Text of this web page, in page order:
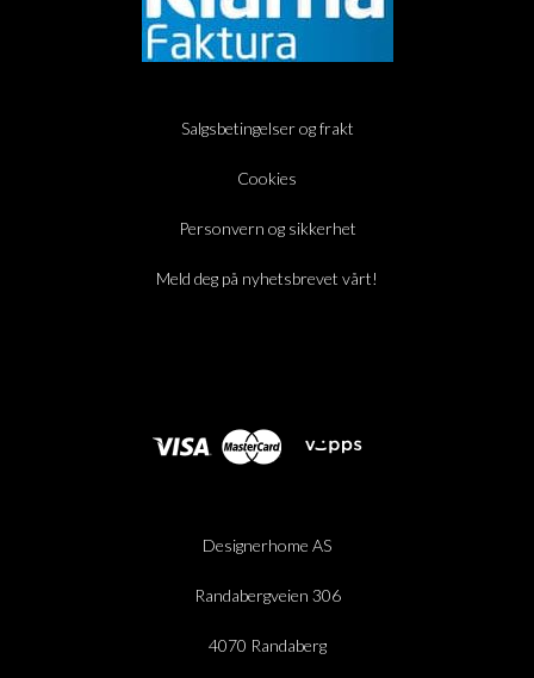
Salgsbetingelser og frakt
Cookies
Personvern og sikkerhet
Meld deg på nyhetsbrevet vårt!
Designerhome AS
Randabergveien 306
4070 Randaberg